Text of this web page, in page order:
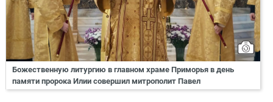
Божественную литургию в главном храме Приморья в день
памяти пророка Илии совершил митрополит Павел